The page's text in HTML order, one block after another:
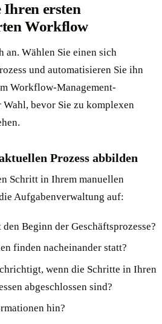
Ihren ersten
Workflow
an. Wählen Sie einen sich
und automatisieren Sie ihn
Workflow-Management-
Wahl, bevor Sie zu komplexen
Prozess abbilden
Schritt in Ihrem manuellen
Aufgabenverwaltung auf:
den Beginn der Geschäftsprozesse?
finden nacheinander statt?
wenn die Schritte in Ihren
abgeschlossen sind?
hin?